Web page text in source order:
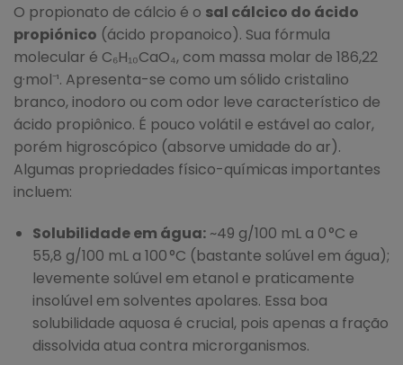
O propionato de cálcio é o sal cálcico do ácido
propiónico (ácido propanoico). Sua fórmula
molecular é C₆H₁₀CaO₄, com massa molar de 186,22
g·mol⁻¹. Apresenta-se como um sólido cristalino
branco, inodoro ou com odor leve característico de
ácido propiônico. É pouco volátil e estável ao calor,
porém higroscópico (absorve umidade do ar).
Algumas propriedades físico-químicas importantes
incluem:
Solubilidade em água:~49 g/100 mL a 0 °C e
55,8 g/100 mL a 100 °C (bastante solúvel em água);
levemente solúvel em etanol e praticamente
insolúvel em solventes apolares. Essa boa
solubilidade aquosa é crucial, pois apenas a fração
dissolvida atua contra microrganismos.